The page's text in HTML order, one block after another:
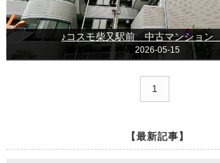
♪コスモ柴又駅前 中古マンション
2026-05-15
1
【最新記事】